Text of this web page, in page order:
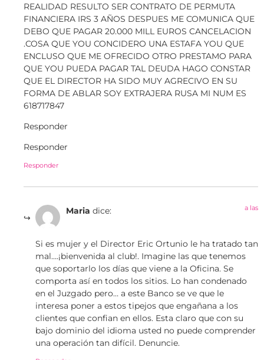
REALIDAD RESULTO SER CONTRATO DE PERMUTA
FINANCIERA IRS 3 AÑOS DESPUES ME COMUNICA QUE
DEBO QUE PAGAR 20.000 MILL EUROS CANCELACION
.COSA QUE YOU CONCIDERO UNA ESTAFA YOU QUE
ENCLUSO QUE ME OFRECIDO OTRO PRESTAMO PARA
QUE YOU PUEDA PAGAR TAL DEUDA HAGO CONSTAR
QUE EL DIRECTOR HA SIDO MUY AGRECIVO EN SU
FORMA DE ABLAR SOY EXTRAJERA RUSA MI NUM ES
618717847
Responder
Responder
Responder
Maria dice: a las
Si es mujer y el Director Eric Ortunio le ha tratado tan
mal….¡bienvenida al club!. Imagine las que tenemos
que soportarlo los días que viene a la Oficina. Se
comporta así en todos los sitios. Lo han condenado
en el Juzgado pero… a este Banco se ve que le
interesa poner a estos tipejos que engañana a los
clientes que confian en ellos. Esta claro que con su
bajo dominio del idioma usted no puede comprender
una operación tan difícil. Denuncie.